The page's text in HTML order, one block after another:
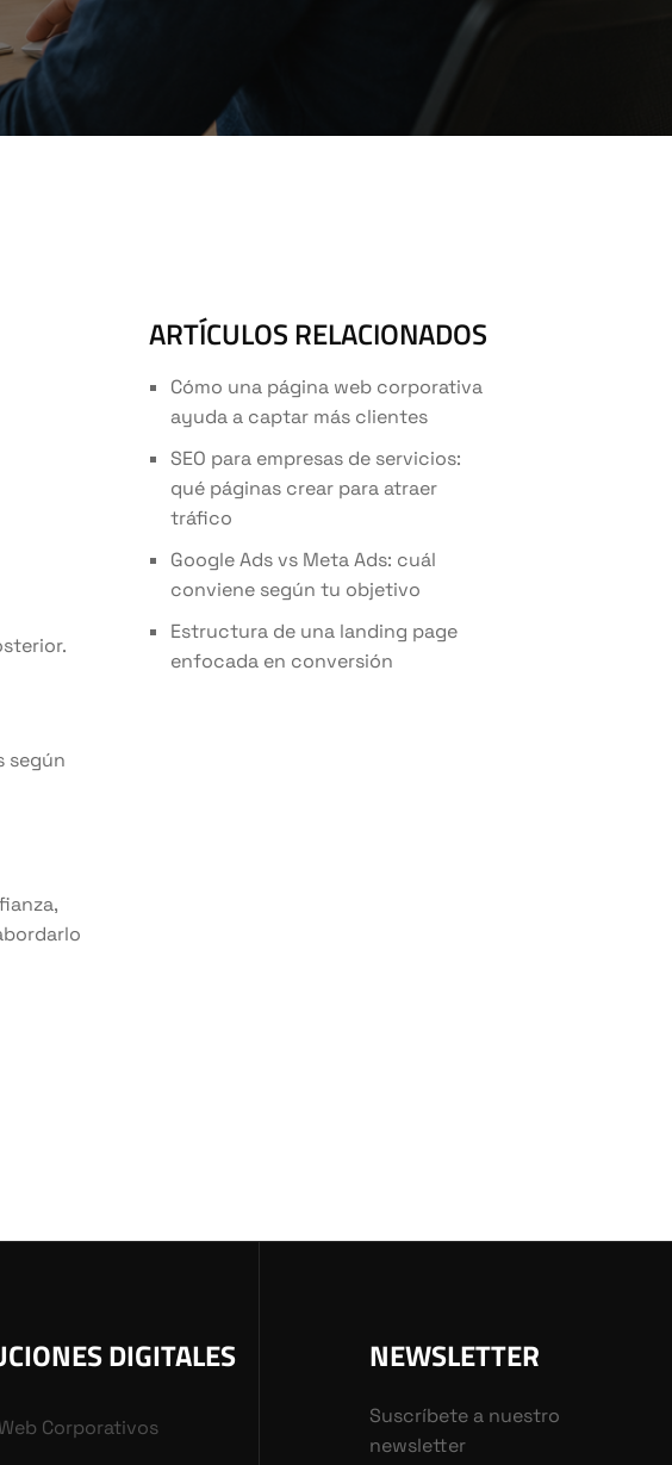
según
ARTÍCULOS RELACIONADOS
Cómo una página web corporativa
ayuda a captar más clientes
SEO para empresas de servicios:
qué páginas crear para atraer
tráfico
Google Ads vs Meta Ads: cuál
conviene según tu objetivo
Estructura de una landing page
enfocada en conversión
DIGITALES
Corporativos
NEWSLETTER
Suscríbete a nuestro
newsletter